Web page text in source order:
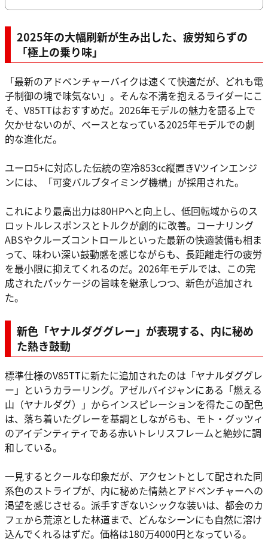
2025年の大幅刷新が生み出した、疲労知らずの
「極上の乗り味」
「最新のアドベンチャーバイクは速くて快適だが、どれも電
子制御の塊で味気ない」。そんな不満を抱えるライダーにこ
そ、V85TTはおすすめだ。2026年モデルの魅力を語る上で
欠かせないのが、ベースとなっている2025年モデルでの劇
的な進化だ。
ユーロ5+に対応した伝統の空冷853cc縦置きVツインエンジ
ンには、「可変バルブタイミング機構」が採用された。
これにより最高出力は80HPへと向上し、低回転域からのス
ロットルレスポンスとトルクが劇的に改善。コーナリング
ABSやクルーズコントロールといった最新の快適装備も相ま
って、味わい深い鼓動感を感じながらも、長距離走行の疲労
を最小限に抑えてくれるのだ。2026年モデルでは、この完
成されたパッケージの旨味を継承しつつ、新色が追加され
た。
新色「ヤナルダググレー」が表現する、内に秘め
た熱き鼓動
標準仕様のV85TTに新たに追加されたのは「ヤナルダググレ
ー」というカラーリング。アゼルバイジャンにある「燃える
山（ヤナルダグ）」からインスピレーションを得たこの配色
は、落ち着いたグレーを基調としながらも、モト・グッツィ
のアイデンティティである赤いトレリスフレームと絶妙に調
和している。
一見するとクールな印象だが、アクセントとして配された同
系色のストライプが、内に秘めた情熱とアドベンチャーへの
渇望を感じさせる。派手すぎないシックな装いは、都会のカ
フェから荒涼とした林道まで、どんなシーンにも自然に溶け
込んでくれるはずだ。価格は180万4000円となっている。